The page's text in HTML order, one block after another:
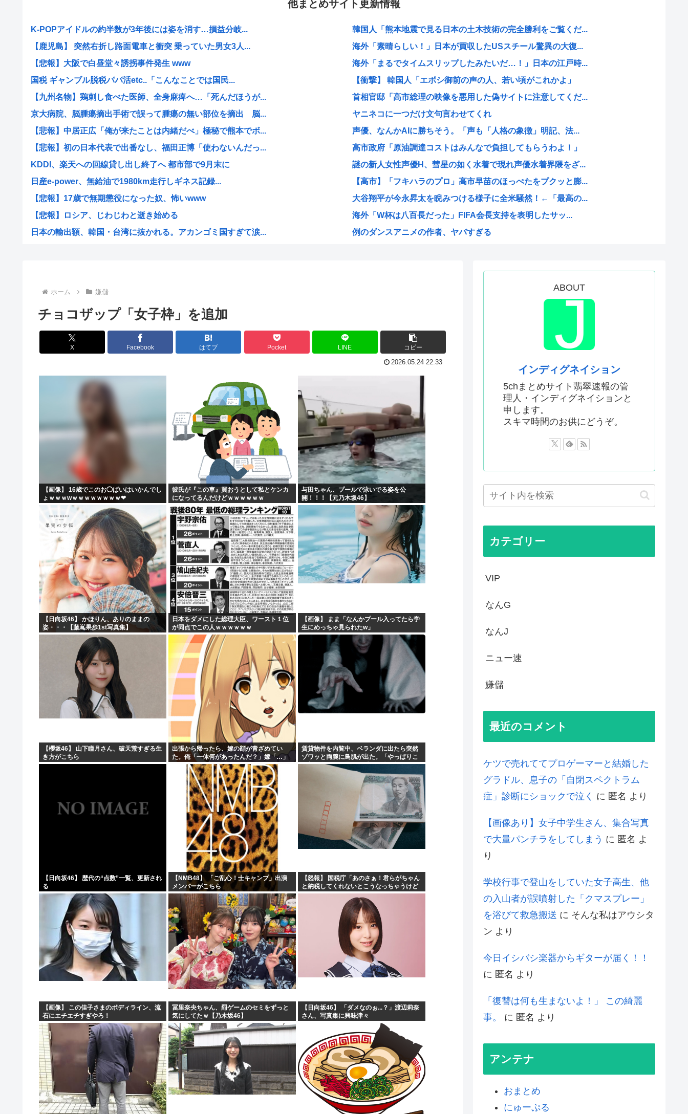
他まとめサイト更新情報
K-POPアイドルの約半数が3年後には姿を消す…損益分岐...
【鹿児島】 突然右折し路面電車と衝突 乗っていた男女3人...
【悲報】大阪で白昼堂々誘拐事件発生 www
国税 ギャンブル脱税パパ活etc..「こんなことでは国民...
【九州名物】鶏刺し食べた医師、全身麻痺へ…「死んだほうが...
京大病院、脳腫瘍摘出手術で誤って腫瘍の無い部位を摘出 脳...
【悲報】中居正広「俺が来たことは内緒だべ」極秘で熊本でボ...
【悲報】初の日本代表で出番なし、福田正博「使わないんだっ...
KDDI、楽天への回線貸し出し終了へ 都市部で9月末に
日産e-power、無給油で1980km走行しギネス記録...
【悲報】17歳で無期懲役になった奴、怖いwww
【悲報】ロシア、じわじわと逝き始める
日本の輸出額、韓国・台湾に抜かれる。アカンゴミ国すぎて涙...
【悲報】「米軍を粉砕しろ！」在韓米軍基地に突入した韓国学...
税務署員1億円超脱税疑い 詐取金で競艇か、国税当局
【動画あり】ミスイタリア地方予選、黒人女性が優勝し炎上
ショートスリーパーさん「寝たほうがいいのでは？」にブチギ...
トッモ「ワイ5年かけて500万貯めてん、これで焼き鳥屋や...
理容室経営て今から難しい？収入や資金、集客はどれくらい必...
高市早苗の消費税減税、93%が「賛成」www
首相官邸、"映え"を意識した高市首相熊本訪問の感動BGM...
【画像】女子高生さん、男に抱かれまくった結果www
【動画】 広島記念公園を追い出された左翼さん、流石にキモ...
【批判】ラノベ作家（52）「新作ラブコメ書いたぞ！ｗ」X...
落合博満の晩年の成績(1991-1998)、ギリ擁護でき...
韓国人「熊本地震で見る日本の土木技術の完全勝利をご覧くだ...
海外「素晴らしい！」日本が買収したUSスチール驚異の大復...
海外「まるでタイムスリップしたみたいだ…！」日本の江戸時...
【衝撃】 韓国人「エボシ御前の声の人、若い頃がこれかよ」
首相官邸「高市総理の映像を悪用した偽サイトに注意してくだ...
ヤニネコに一つだけ文句言わせてくれ
声優、なんかAIに勝ちそう。「声も「人格の象徴」明記、法...
高市政府「原油調達コストはみんなで負担してもらうわよ！」
謎の新人女性声優H、彗星の如く水着で現れ声優水着界隈をざ...
【高市】「フキハラのプロ」高市早苗のほっぺたをプクッと膨...
大谷翔平が今永昇太を睨みつける様子に全米騒然！←「最高の...
海外「W杯は八百長だった」FIFA会長支持を表明したサッ...
例のダンスアニメの作者、ヤバすぎる
国家情報局のスパイ通報フォーム、マイクロソフト365だっ...
韓国人「韓国に10年間の出場権剥奪や過去ワールドカップ、...
高市首相、出張マッサージへ
アキバ冥途戦争とかいうアニメwww
【高市】ゴラム(56歳)、女子中学生をナイフで脅し性的暴...
5ちゃんのどこでもいいけど、日本人の税金使って日本人批判...
海外「あるある！」日本を旅行した外国人が患う新たな症状「...
韓国が独自開発したと自慢する甘いトマト、実はそこら辺のト...
埼玉川越に突如として「モスク」が自生 外国人「自分たちは...
はっきり言う、プリキュア見た事ない
自民党、古謝玄太の推薦を決定 沖縄県知事選
【映画悲報】日本(ジャップ)の映画界、完全に終わる…現代...
ホーム 嫌儲
チョコザップ「女子枠」を追加
X Facebook はてブ Pocket LINE コピー
2026.05.24 22:33
【画像】 16歳でこのお◯ぱいはいかんでし
ょｗｗｗwｗｗｗｗｗｗｗｗ❤
彼氏が『この車』買おうとして私とケンカ
になってるんだけどｗｗｗｗｗｗ
与田ちゃん、プールで泳いでる姿を公
開！！！【元乃木坂46】
【日向坂46】 かほりん、ありのままの
姿・・・【藤嶌果歩1st写真集】
日本をダメにした総理大臣、ワースト１位
が同点でこの人ｗｗｗｗｗｗ
【画像】 まま「なんかプール入ってたら学
生にめっちゃ見られたw」
【櫻坂46】 山下瞳月さん、破天荒すぎる生
き方がこちら
出張から帰ったら、嫁の顔が青ざめてい
た。俺「一体何があったんだ？」嫁「…」
→子供たちに話を聞くと…
賃貸物件を内覧中、ベランダに出たら突然
ゾワッと両腕に鳥肌が出た。「やっぱりこ
の部屋嫌だ」と思った瞬間、体が前にドン
ッと突き飛ばされて…
【日向坂46】 歴代の“点数”一覧、更新され
る
【NMB48】 「ご乱心！士キャンプ」出演
メンバーがこちら
【怒報】 国税庁「あのさぁ！君らがちゃん
と納税してくれないとこうなっちゃうけど
どうする？！」←これw w w w w w w w
【画像】 この佳子さまのボディライン、流
石にエチエチすぎやろ！
冨里奈央ちゃん、罰ゲームのセミをずっと
気にしてたｗ【乃木坂46】
【日向坂46】 「ダメなのぉ...？」渡辺莉奈
さん、写真集に興味津々
ABOUT
インディグネイション
5chまとめサイト翡翠速報の管
理人・インディグネイションと
申します。
スキマ時間のお供にどうぞ。
カテゴリー
VIP
なんG
なんJ
ニュー速
嫌儲
最近のコメント
ケツで売れててプロゲーマーと結婚した
グラドル、息子の「自閉スペクトラム
症」診断にショックで泣く に 匿名 より
【画像あり】女子中学生さん、集合写真
で大量パンチラをしてしまう に 匿名 よ
り
学校行事で登山をしていた女子高生、他
の入山者が誤噴射した「クマスプレー」
を浴びて救急搬送 に そんな私はアウシタ
ン より
今日イシバシ楽器からギターが届く！！
に 匿名 より
「復讐は何も生まないよ！」 この綺麗
事。
に 匿名 より
アンテナ
おまとめ
にゅーぷる